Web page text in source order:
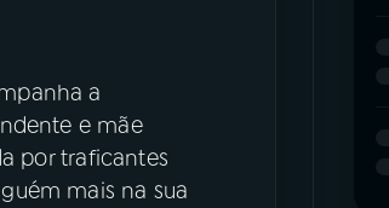
a
e mãe
por traficantes
mais na sua